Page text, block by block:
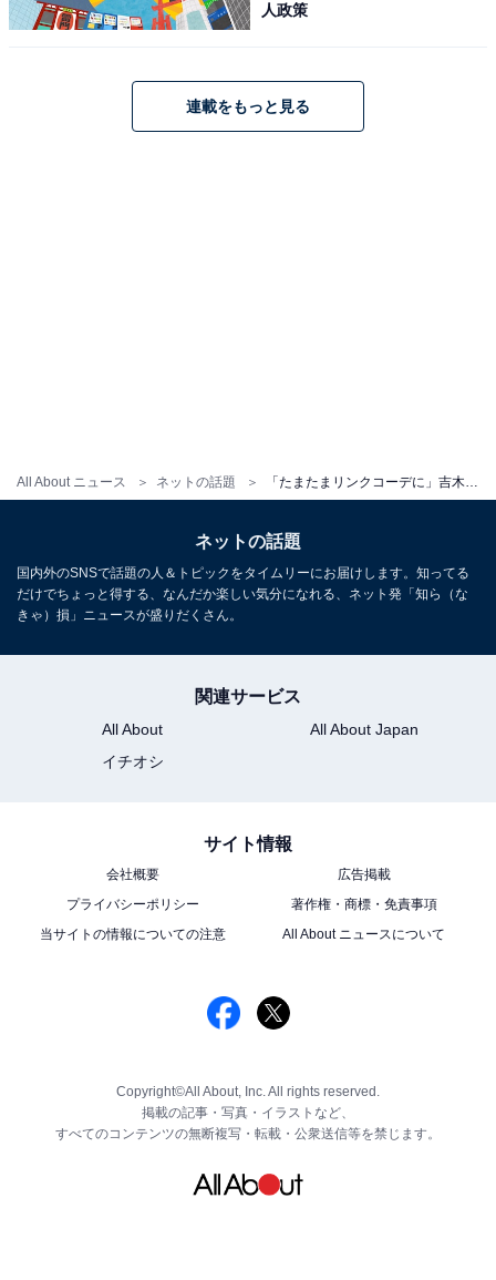
All About ニュース ネットの話題
人政策
連載をもっと見る
ネットの話題
国内外のSNSで話題の人＆トピックをタイムリーにお届けします。知ってる
だけでちょっと得する、なんだか楽しい気分になれる、ネット発「知ら（な
きゃ）損」ニュースが盛りだくさん。
関連サービス
All About
All About Japan
イチオシ
サイト情報
会社概要
広告掲載
プライバシーポリシー
著作権・商標・免責事項
当サイトの情報についての注意
All About ニュースについて
Copyright©All About, Inc. All rights reserved.
掲載の記事・写真・イラストなど、
すべてのコンテンツの無断複写・転載・公衆送信等を禁じます。